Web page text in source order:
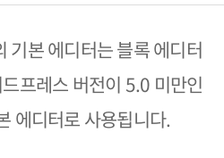
기본 에디터는 블록 에디터
프레스 버전이 5.0 미만인
에디터로 사용됩니다.